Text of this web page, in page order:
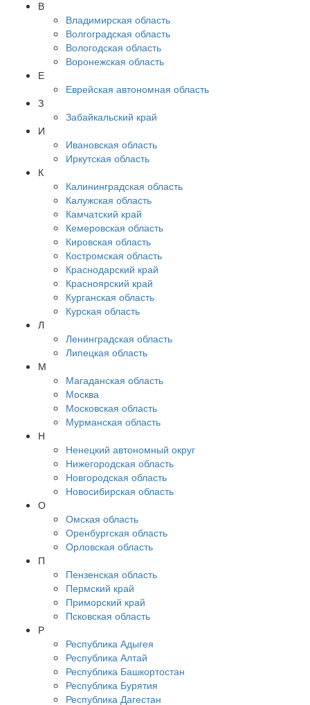
В
Владимирская область
Волгоградская область
Вологодская область
Воронежская область
Е
Еврейская автономная область
З
Забайкальский край
И
Ивановская область
Иркутская область
К
Калининградская область
Калужская область
Камчатский край
Кемеровская область
Кировская область
Костромская область
Краснодарский край
Красноярский край
Курганская область
Курская область
Л
Ленинградская область
Липецкая область
М
Магаданская область
Москва
Московская область
Мурманская область
Н
Ненецкий автономный округ
Нижегородская область
Новгородская область
Новосибирская область
О
Омская область
Оренбургская область
Орловская область
П
Пензенская область
Пермский край
Приморский край
Псковская область
Р
Республика Адыгея
Республика Алтай
Республика Башкортостан
Республика Бурятия
Республика Дагестан